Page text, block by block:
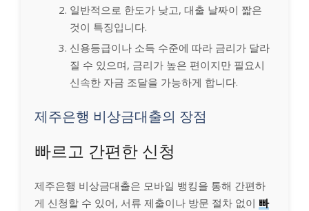
일반적으로 한도가 낮고, 대출 날짜이 짧은
것이 특징입니다.
신용등급이나 소득 수준에 따라 금리가 달라
질 수 있으며, 금리가 높은 편이지만 필요시
신속한 자금 조달을 가능하게 합니다.
제주은행 비상금대출의 장점
빠르고 간편한 신청
제주은행 비상금대출은 모바일 뱅킹을 통해 간편하
게 신청할 수 있어, 서류 제출이나 방문 절차 없이 빠